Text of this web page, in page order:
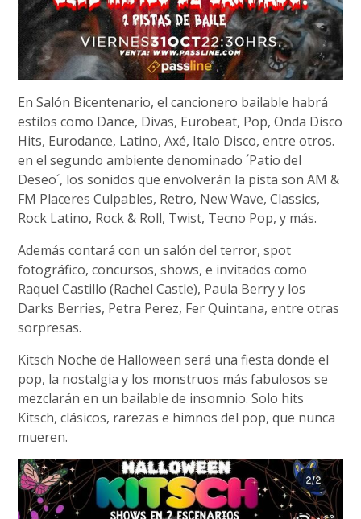
En Salón Bicentenario, el cancionero bailable habrá
estilos como Dance, Divas, Eurobeat, Pop, Onda Disco
Hits, Eurodance, Latino, Axé, Italo Disco, entre otros.
en el segundo ambiente denominado ´Patio del
Deseo´, los sonidos que envolverán la pista son AM &
FM Placeres Culpables, Retro, New Wave, Classics,
Rock Latino, Rock & Roll, Twist, Tecno Pop, y más.
Además contará con un salón del terror, spot
fotográfico, concursos, shows, e invitados como
Raquel Castillo (Rachel Castle), Paula Berry y los
Darks Berries, Petra Perez, Fer Quintana, entre otras
sorpresas.
Kitsch Noche de Halloween será una fiesta donde el
pop, la nostalgia y los monstruos más fabulosos se
mezclarán en un bailable de insomnio. Solo hits
Kitsch, clásicos, rarezas e himnos del pop, que nunca
mueren.